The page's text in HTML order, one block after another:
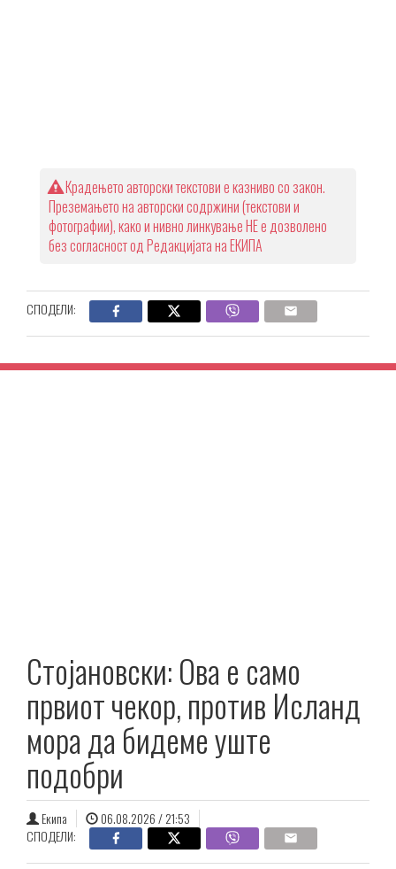
Крадењето авторски текстови е казниво со закон.
Преземањето на авторски содржини (текстови и
фотографии), како и нивно линкување НЕ е дозволено
без согласност од Редакцијата на ЕКИПА
СПОДЕЛИ:
Стојановски: Ова е само
првиот чекор, против Исланд
мора да бидеме уште
подобри
Екипа
06.08.2026 / 21:53
СПОДЕЛИ: